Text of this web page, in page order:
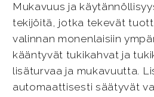
Mukavuus ja
tekijöitä, jotka tekevät
valinnan monenlaisiin
kääntyvät tukikahvat ja
lisäturvaa ja mukavuutta.
automaattisesti säätyvät